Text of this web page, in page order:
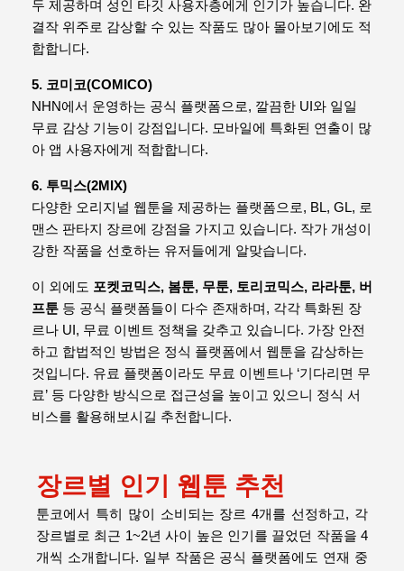
두 제공하며 성인 타깃 사용자층에게 인기가 높습니다. 완
결작 위주로 감상할 수 있는 작품도 많아 몰아보기에도 적
합합니다.
5. 코미코(COMICO)
NHN에서 운영하는 공식 플랫폼으로, 깔끔한 UI와 일일
무료 감상 기능이 강점입니다. 모바일에 특화된 연출이 많
아 앱 사용자에게 적합합니다.
6. 투믹스(2MIX)
다양한 오리지널 웹툰을 제공하는 플랫폼으로, BL, GL, 로
맨스 판타지 장르에 강점을 가지고 있습니다. 작가 개성이
강한 작품을 선호하는 유저들에게 알맞습니다.
이 외에도 포켓코믹스, 봄툰, 무툰, 토리코믹스, 라라툰, 버
프툰 등 공식 플랫폼들이 다수 존재하며, 각각 특화된 장
르나 UI, 무료 이벤트 정책을 갖추고 있습니다. 가장 안전
하고 합법적인 방법은 정식 플랫폼에서 웹툰을 감상하는
것입니다. 유료 플랫폼이라도 무료 이벤트나 ‘기다리면 무
료’ 등 다양한 방식으로 접근성을 높이고 있으니 정식 서
비스를 활용해보시길 추천합니다.
장르별 인기 웹툰 추천
툰코에서 특히 많이 소비되는 장르 4개를 선정하고, 각
장르별로 최근 1~2년 사이 높은 인기를 끌었던 작품을 4
개씩 소개합니다. 일부 작품은 공식 플랫폼에도 연재 중